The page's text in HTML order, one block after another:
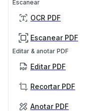
Escanear
OCR PDF
Escanear PDF
Editar & anotar PDF
Editar PDF
Recortar PDF
Anotar PDF